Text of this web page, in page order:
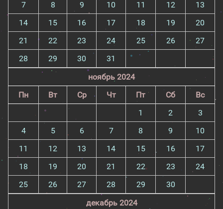
7
8 9 10 11 12
13
14
15 16 17 18 19
20
21
22 23 24 25 26
27
28
29 30
31
ноябрь 2024
Пн
Вт Ср Чт Пт Сб
Вс
1
2
3
4
5 6 7 8 9
10
11
12 13 14 15 16
17
18
19 20 21 22 23
24
25
26 27 28 29
30
декабрь 2024